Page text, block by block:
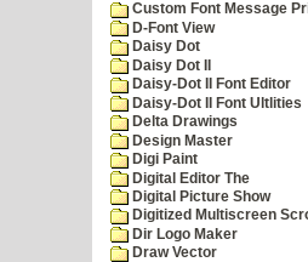
Custom Font Message
D-Font View
Daisy Dot
Daisy Dot II
Daisy-Dot II Font Editor
Daisy-Dot II Font Ultlities
Delta Drawings
Design Master
Digi Paint
Digital Editor The
Digital Picture Show
Digitized Multiscreen
Dir Logo Maker
Draw Vector